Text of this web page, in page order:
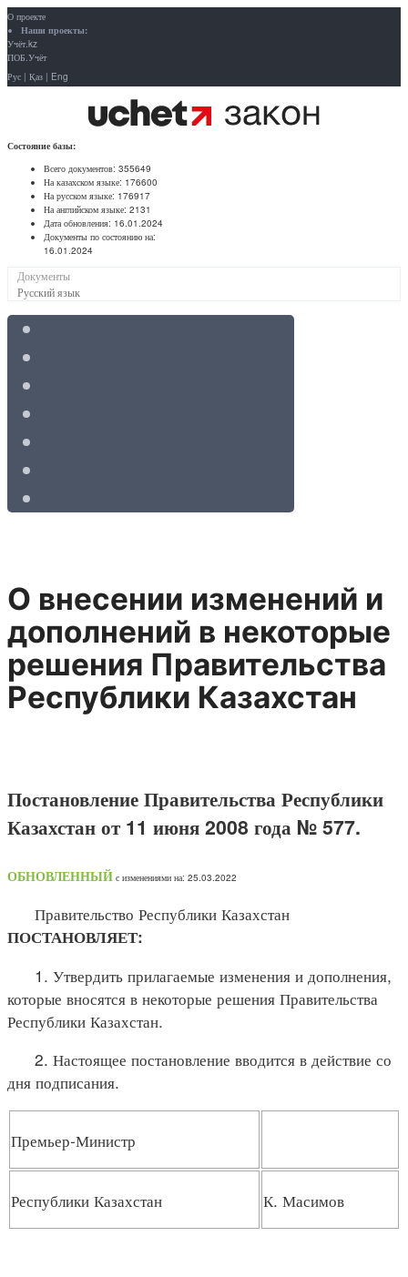
О проекте
Наши проекты:
Учёт.kz
ПОБ.Учёт
Рус | Қаз | Eng
Состояние базы:
Всего документов: 355649
На казахском языке: 176600
На русском языке: 176917
На английском языке: 2131
Дата обновления: 16.01.2024
Документы по состоянию на:
16.01.2024
Документы
Русский язык
О внесении изменений и
дополнений в некоторые
решения Правительства
Республики Казахстан
Постановление Правительства Республики
Казахстан от 11 июня 2008 года № 577.
ОБНОВЛЕННЫЙ с изменениями на: 25.03.2022
Правительство Республики Казахстан
ПОСТАНОВЛЯЕТ:
1. Утвердить прилагаемые изменения и дополнения,
которые вносятся в некоторые решения Правительства
Республики Казахстан.
2. Настоящее постановление вводится в действие со
дня подписания.
Премьер-Министр
Республики Казахстан К. Масимов